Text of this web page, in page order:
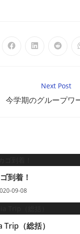
Opens Opens Opens
Next Post
今学期のグループワ
到着！
09-08
（総括）